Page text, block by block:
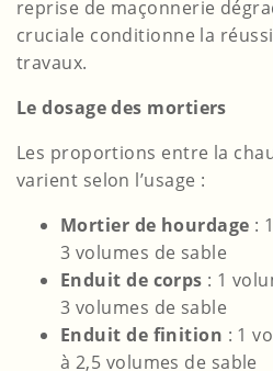
reprise de maçonnerie
cruciale conditionne la
travaux.
Le dosage des mortiers
Les proportions entre la
varient selon l’usage :
Mortier de hourdage :
3 volumes de sable
Enduit de corps : 1
3 volumes de sable
Enduit de finition : 1
à 2,5 volumes de sable